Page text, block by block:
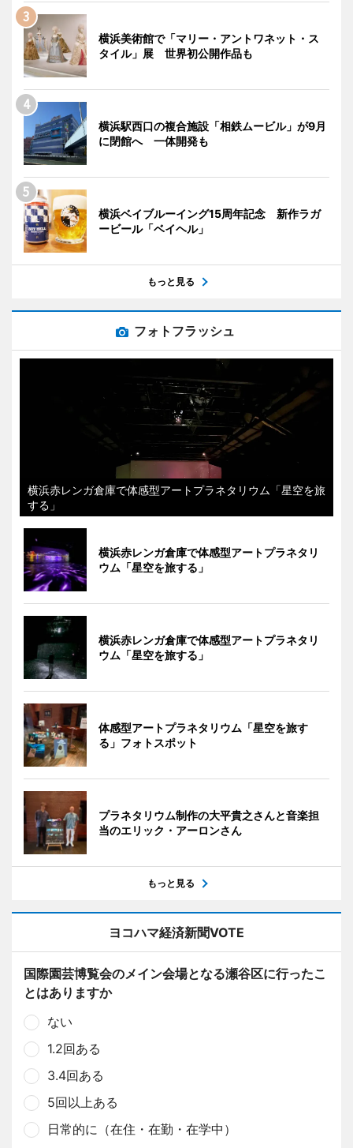
横浜美術館で「マリー・アントワネット・ス
タイル」展 世界初公開作品も
横浜駅西口の複合施設「相鉄ムービル」が9月
に閉館へ 一体開発も
横浜ベイブルーイング15周年記念 新作ラガ
ービール「ベイヘル」
もっと見る
フォトフラッシュ
横浜赤レンガ倉庫で体感型アートプラネタリウム「星空を旅
する」
横浜赤レンガ倉庫で体感型アートプラネタリ
ウム「星空を旅する」
横浜赤レンガ倉庫で体感型アートプラネタリ
ウム「星空を旅する」
体感型アートプラネタリウム「星空を旅す
る」フォトスポット
プラネタリウム制作の大平貴之さんと音楽担
当のエリック・アーロンさん
もっと見る
ヨコハマ経済新聞VOTE
国際園芸博覧会のメイン会場となる瀬谷区に行ったこ
とはありますか
ない
1.2回ある
3.4回ある
5回以上ある
日常的に（在住・在勤・在学中）